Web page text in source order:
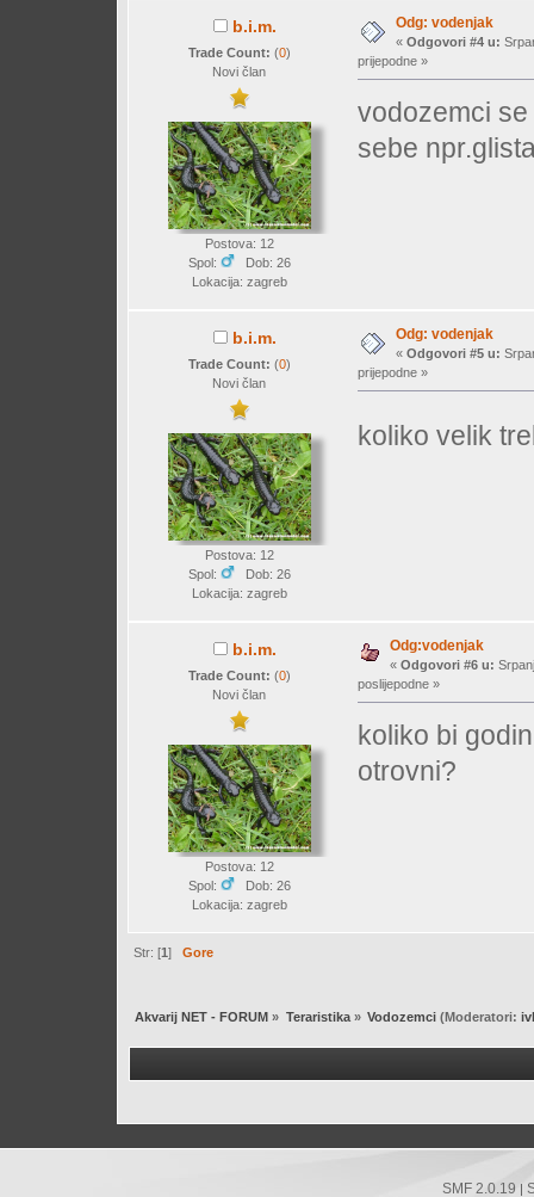
b.i.m.
Trade Count: (0)
Novi član
Postova: 12
Spol:
Dob: 26
Lokacija: zagreb
Odg: vodenjak
« Odgovori #4 u:
prijepodne »
vodozemci
sebe
b.i.m.
Trade Count: (0)
Novi član
Postova: 12
Spol:
Dob: 26
Lokacija: zagreb
Odg: vodenjak
« Odgovori #5 u:
prijepodne »
koliko velik
b.i.m.
Trade Count: (0)
Novi član
Postova: 12
Spol:
Dob: 26
Lokacija: zagreb
Odg:vodenjak
« Odgovori #6 u:
poslijepodne »
koliko bi
otrovni?
Str: [1]Gore
Akvarij NET - FORUM » Teraristika» Vodozemci (Moderatori:
SMF 2.0.19 |